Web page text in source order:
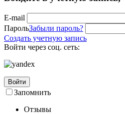
E-mail
ПарольЗабыли пароль?
Создать учетную запись
Войти через соц. сеть:
Войти
Запомнить
Отзывы